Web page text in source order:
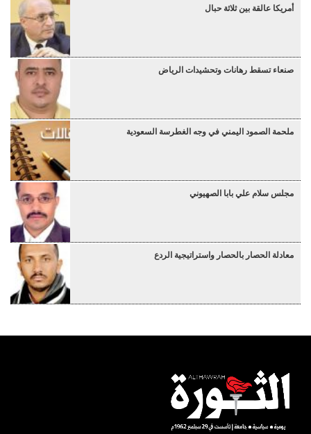
أمريكا عالقة بين ثلاثة حبال
صنعاء تسقط رهانات وتحشيدات الرياض
ملحمة الصمود اليمني في وجه الغطرسة السعودية
مجلس سلام علي بابا الصهيوني
معادلة الحصار بالحصار واستراتيجية الردع